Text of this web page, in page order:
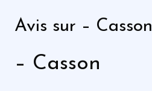
Avis sur – Casson
– Casson